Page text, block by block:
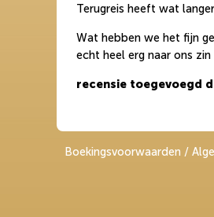
Terugreis heeft wat
Wat hebben we het fijn
echt heel erg naar ons
recensie toegevoegd
Boekingsvoorwaarden /